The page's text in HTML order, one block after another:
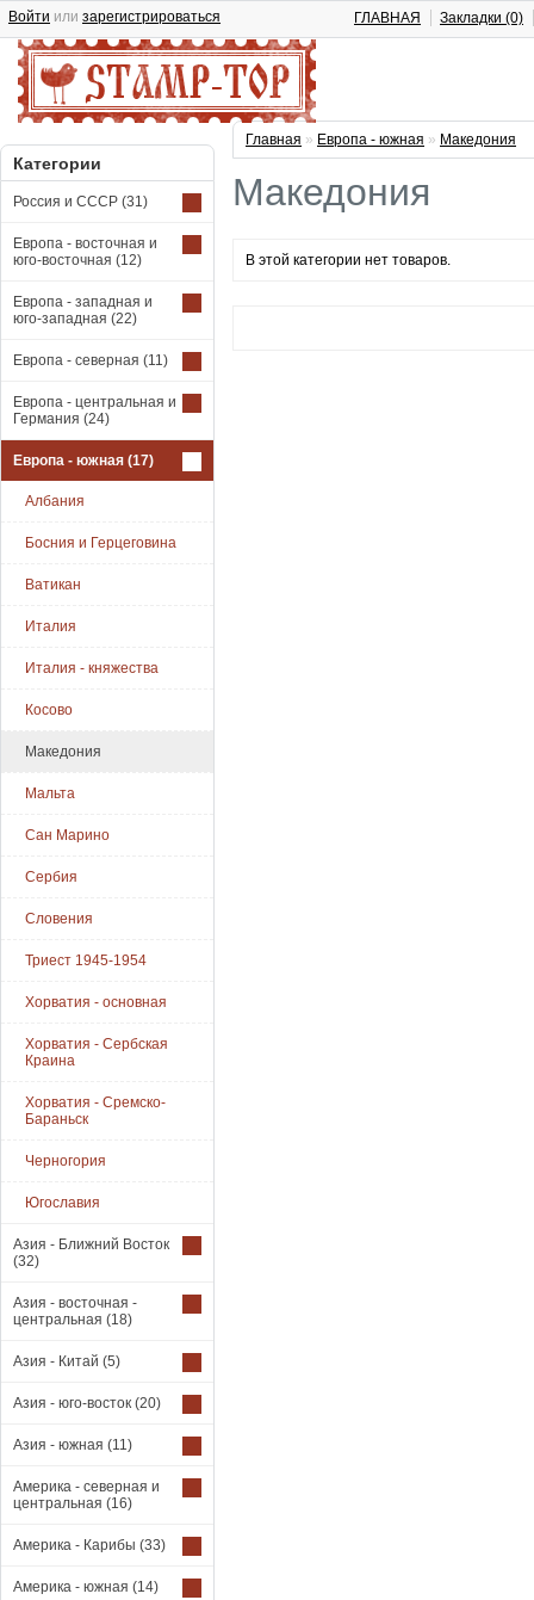
Войти или зарегистрироваться ГЛАВНАЯ Закладки (0)
Категории
Россия и СССР (31)
Европа - восточная и
юго-восточная (12)
Европа - западная и
юго-западная (22)
Европа - северная (11)
Европа - центральная и
Германия (24)
Европа - южная (17)
Албания
Босния и Герцеговина
Ватикан
Италия
Италия - княжества
Косово
Македония
Мальта
Сан Марино
Сербия
Словения
Триест 1945-1954
Хорватия - основная
Хорватия - Сербская
Краина
Хорватия - Сремско-
Бараньск
Черногория
Югославия
Азия - Ближний Восток
(32)
Азия - восточная -
центральная (18)
Азия - Китай (5)
Азия - юго-восток (20)
Азия - южная (11)
Америка - северная и
центральная (16)
Америка - Карибы (33)
Америка - южная (14)
Главная » Европа - южная » Македония
Македония
В этой категории нет товаров.